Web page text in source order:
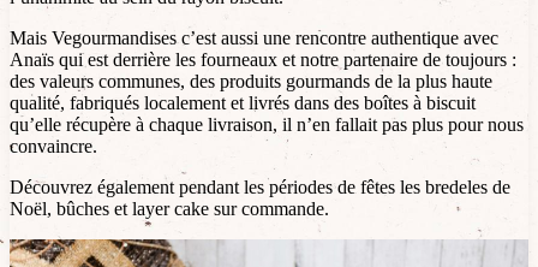
Mais Vegourmandises c’est aussi une rencontre authentique avec
Anaïs qui est derrière les fourneaux et notre partenaire de toujours :
des valeurs communes, des produits gourmands de la plus haute
qualité, fabriqués localement et livrés dans des boîtes à biscuit
qu’elle récupère à chaque livraison, il n’en fallait pas plus pour nous
convaincre.
Découvrez également pendant les périodes de fêtes les bredeles de
Noël, bûches et layer cake sur commande.